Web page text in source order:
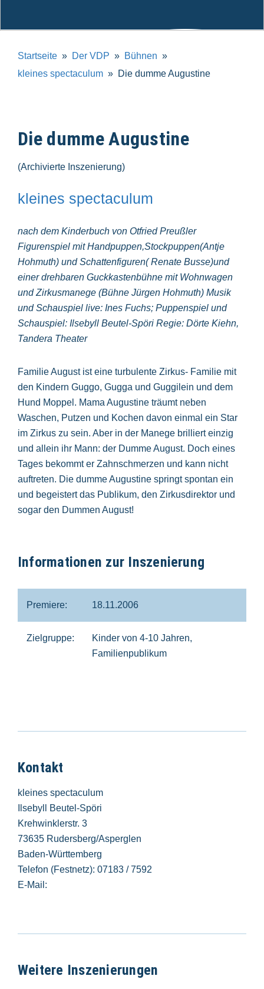
Startseite Der VDP
Bühnen
kleines spectaculum
Die dumme Augustine
Die dumme Augustine
(Archivierte Inszenierung)
kleines spectaculum
nach dem Kinderbuch von Otfried Preußler
Figurenspiel mit Handpuppen,Stockpuppen(Antje
Hohmuth) und Schattenfiguren( Renate Busse)und
einer drehbaren Guckkastenbühne mit Wohnwagen
und Zirkusmanege (Bühne Jürgen Hohmuth) Musik
und Schauspiel live: Ines Fuchs; Puppenspiel und
Schauspiel: Ilsebyll Beutel-Spöri Regie: Dörte Kiehn,
Tandera Theater
Familie August ist eine turbulente Zirkus- Familie mit
den Kindern Guggo, Gugga und Guggilein und dem
Hund Moppel. Mama Augustine träumt neben
Waschen, Putzen und Kochen davon einmal ein Star
im Zirkus zu sein. Aber in der Manege brilliert einzig
und allein ihr Mann: der Dumme August. Doch eines
Tages bekommt er Zahnschmerzen und kann nicht
auftreten. Die dumme Augustine springt spontan ein
und begeistert das Publikum, den Zirkusdirektor und
sogar den Dummen August!
Informationen zur Inszenierung
Premiere: 18.11.2006
Zielgruppe:
Kinder von 4-10 Jahren,
Familienpublikum
Kontakt
kleines spectaculum
Ilsebyll Beutel-Spöri
Krehwinklerstr. 3
73635 Rudersberg/Asperglen
Baden-Württemberg
Telefon (Festnetz): 07183 / 7592
E-Mail:
Weitere Inszenierungen